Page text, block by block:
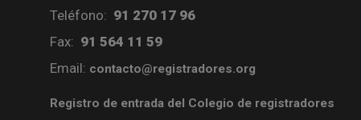
Teléfono: 91 270 17 96
Fax: 91 564 11 59
Email: contacto@registradores.org
Registro de entrada del Colegio de registradores